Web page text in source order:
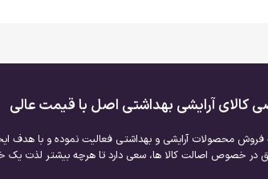
کالای آرایشی بهداشتی اصل با قیمت عالی
فروش محصولات آرایشی و بهداشتی فعالیت نموده و با هدف
خصوص اصالت کالا ها، سعی دارد تا هرچه بیشتر لذت یک